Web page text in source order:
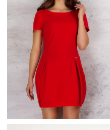
RĘKAWÓW